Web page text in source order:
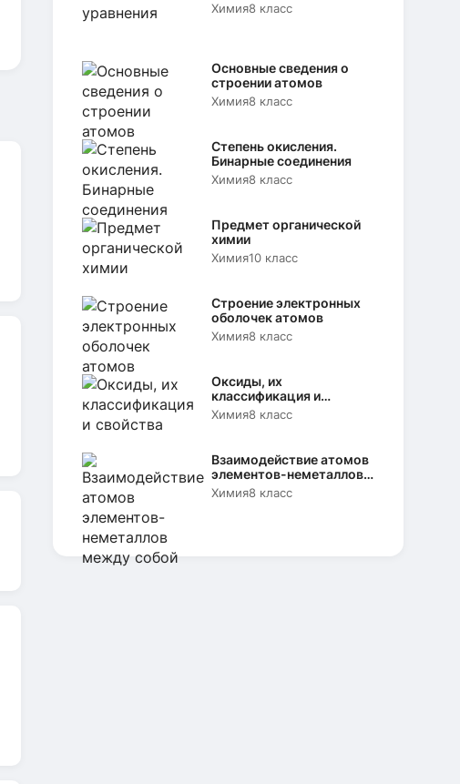
Химия8 класс
Основные сведения о
строении атомов
Химия8 класс
Степень окисления.
Бинарные соединения
Химия8 класс
Предмет органической
химии
Химия10 класс
Строение электронных
оболочек атомов
Химия8 класс
Оксиды, их
классификация и
свойства
Химия8 класс
Взаимодействие атомов
элементов-неметаллов
между собой
Химия8 класс